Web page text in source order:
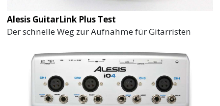
Alesis GuitarLink Plus Test
Der schnelle Weg zur Aufnahme für Gitarristen